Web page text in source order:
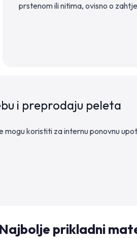
prstenom ili nitima, ovisno o
i preprodaju peleta
mogu koristiti za internu ponovnu
prikladni